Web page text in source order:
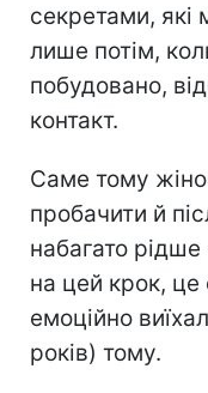
секретами, які
лише потім,
побудовано,
контакт.
Саме тому
пробачити й
набагато
на цей крок,
емоційно
років) тому.